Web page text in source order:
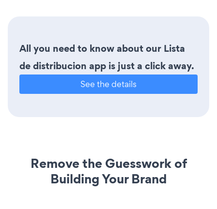
All you need to know about our Lista
de distribucion app is just a click away.
See the details
Remove the Guesswork of
Building Your Brand